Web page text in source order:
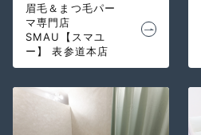
眉毛＆まつ毛パー
マ専門店
SMAU【スマユ
ー】 表参道本店